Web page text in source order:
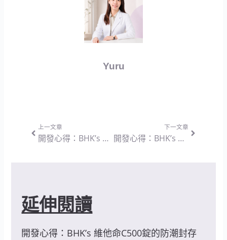
Yuru
上一文章
開發心得：BHK’s 孕媽咪卵磷脂 軟膠囊 — 針對孕哺期吞嚥痛點與高純度補給的配方設計思維
下一文章
開發心得：BHK’s 孕媽咪安月子 膠囊 — 產後精準調理與機能調節的營養設計思維
延伸閱讀
開發心得：BHK’s 維他命C500錠的防潮封存